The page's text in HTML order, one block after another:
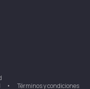
• Términos y condiciones